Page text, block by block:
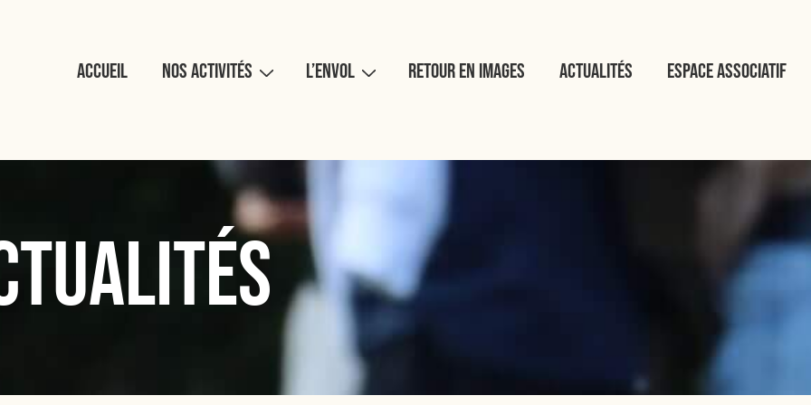
Accueil Nos activités L’Envol Retour en images Actualités Espace associatif